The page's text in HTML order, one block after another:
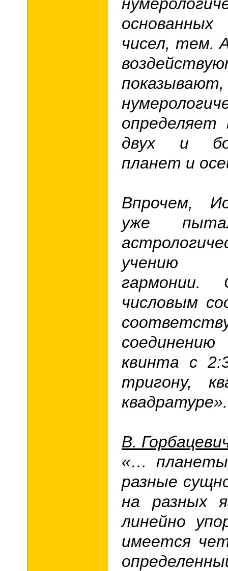
чисел, тем.
определяет
двух и
планет и
Впрочем,
уже
учению
числовым
квинта с
тригону,
квадратуре».
В.
«…
разные
на разных
линейно
имеется